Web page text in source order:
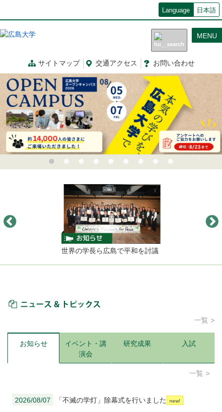
コ
に
移
動
Language 日本語
サイトマップ 交通アクセス お問い合わせ
MENU
世界の学長ら広島で平和を討議
一覧
お知らせ
イベント・講
演会
研究成果 入試
一覧
2026/08/07 「不滅の学灯」除幕式を行いました